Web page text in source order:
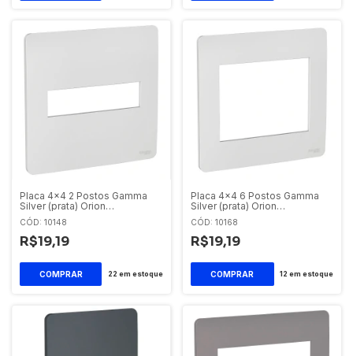
Placa 4x4 2 Postos Gamma
Silver (prata) Orion
S730201274 Schneider Orion
CÓD: 10148
R$19,19
22 em estoque
Placa 4x4 6 Postos Gamma
Silver (prata) Orion
S730203274 Schneider Orion
CÓD: 10168
R$19,19
12 em estoque